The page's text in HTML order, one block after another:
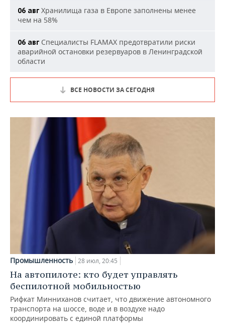
06 авг Хранилища газа в Европе заполнены менее
чем на 58%
06 авг Специалисты FLAMAX предотвратили риски
аварийной остановки резервуаров в Ленинградской
области
ВСЕ НОВОСТИ ЗА СЕГОДНЯ
Промышленность 28 июл, 20:45
На автопилоте: кто будет управлять
беспилотной мобильностью
Рифкат Минниханов считает, что движение автономного
транспорта на шоссе, воде и в воздухе надо
координировать с единой платформы